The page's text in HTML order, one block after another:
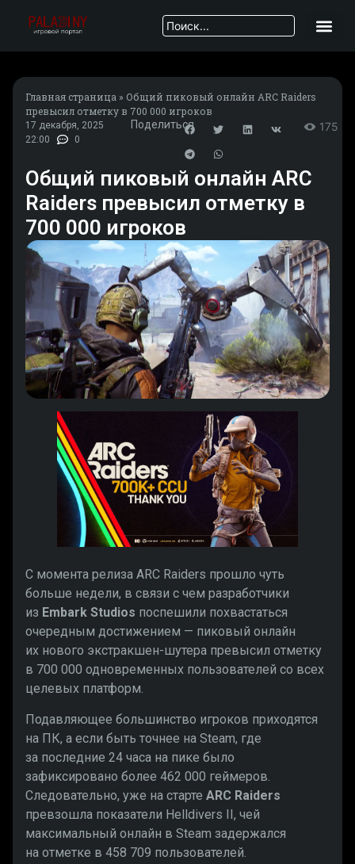
Главная страница » Общий пиковый онлайн ARC Raiders
превысил отметку в 700 000 игроков
17 декабря, 2025
22:00
0
Поделиться 175
Общий пиковый онлайн ARC
Raiders превысил отметку в
700 000 игроков
С момента релиза ARC Raiders прошло чуть
больше недели, в связи с чем разработчики
из Embark Studios поспешили похвастаться
очередным достижением — пиковый онлайн
их нового экстракшен-шутера превысил отметку
в 700 000 одновременных пользователей со всех
целевых платформ.
Подавляющее большинство игроков приходятся
на ПК, а если быть точнее на Steam, где
за последние 24 часа на пике было
зафиксировано более 462 000 геймеров.
Следовательно, уже на старте ARC Raiders
превзошла показатели Helldivers II, чей
максимальный онлайн в Steam задержался
на отметке в 458 709 пользователей.